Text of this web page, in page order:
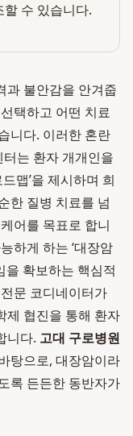
수 있습니다.
과 불안감을 안겨줍
택하고 어떤 치료
니다. 이러한 혼란
는 환자 개개인을
맵’을 제시하며 희
한 질병 치료를 넘
어를 목표로 합니
하게 하는 ‘대장암
을 확보하는 핵심적
문 코디네이터가
제 협진을 통해 환자
니다. 고대 구로병원
탕으로, 대장암이라
록 든든한 동반자가